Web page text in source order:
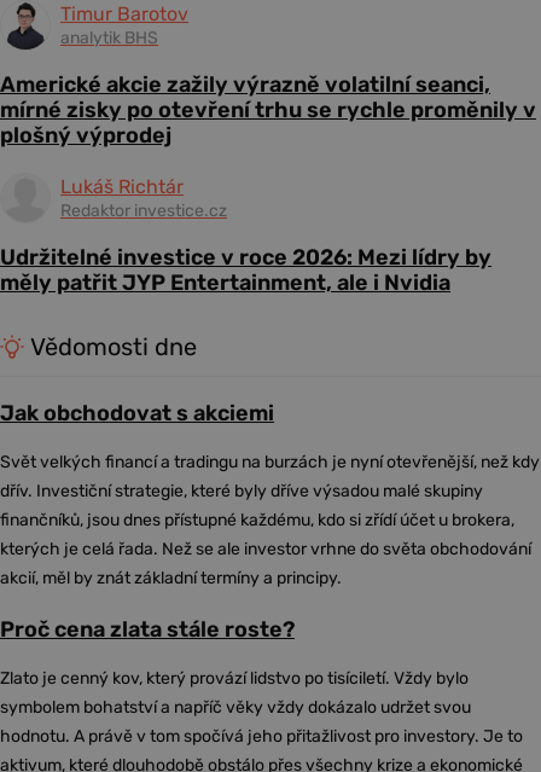
Timur Barotov
analytik BHS
Americké akcie zažily výrazně volatilní seanci,
mírné zisky po otevření trhu se rychle proměnily v
plošný výprodej
Lukáš Richtár
Redaktor investice.cz
Udržitelné investice v roce 2026: Mezi lídry by
měly patřit JYP Entertainment, ale i Nvidia
Vědomosti dne
Jak obchodovat s akciemi
Svět velkých financí a tradingu na burzách je nyní otevřenější, než kdy
dřív. Investiční strategie, které byly dříve výsadou malé skupiny
finančníků, jsou dnes přístupné každému, kdo si zřídí účet u brokera,
kterých je celá řada. Než se ale investor vrhne do světa obchodování
akcií, měl by znát základní termíny a principy.
Proč cena zlata stále roste?
Zlato je cenný kov, který provází lidstvo po tisíciletí. Vždy bylo
symbolem bohatství a napříč věky vždy dokázalo udržet svou
hodnotu. A právě v tom spočívá jeho přitažlivost pro investory. Je to
aktivum, které dlouhodobě obstálo přes všechny krize a ekonomické